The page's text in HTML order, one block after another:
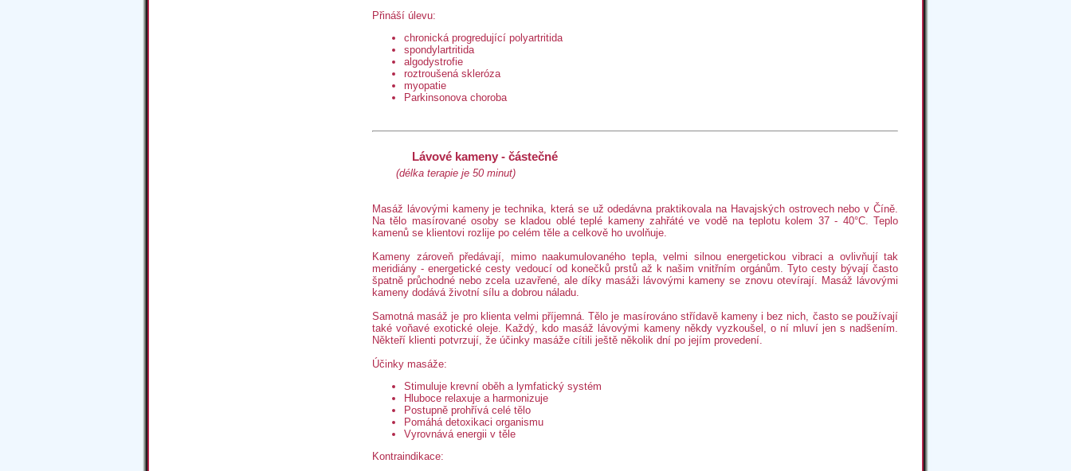
Přináší úlevu:
chronická progredující polyartritida
spondylartritida
algodystrofie
roztroušená skleróza
myopatie
Parkinsonova choroba
Lávové kameny - částečné
(délka terapie je 50 minut)
Masáž lávovými kameny je technika, která se už odedávna praktikovala na Havajských ostrovech nebo v Číně.
Na tělo masírované osoby se kladou oblé teplé kameny zahřáté ve vodě na teplotu kolem 37 - 40°C. Teplo
kamenů se klientovi rozlije po celém těle a celkově ho uvolňuje.
Kameny zároveň předávají, mimo naakumulovaného tepla, velmi silnou energetickou vibraci a ovlivňují tak
meridiány - energetické cesty vedoucí od konečků prstů až k našim vnitřním orgánům. Tyto cesty bývají často
špatně průchodné nebo zcela uzavřené, ale díky masáži lávovými kameny se znovu otevírají. Masáž lávovými
kameny dodává životní sílu a dobrou náladu.
Samotná masáž je pro klienta velmi příjemná. Tělo je masírováno střídavě kameny i bez nich, často se používají
také voňavé exotické oleje. Každý, kdo masáž lávovými kameny někdy vyzkoušel, o ní mluví jen s nadšením.
Někteří klienti potvrzují, že účinky masáže cítili ještě několik dní po jejím provedení.
Účinky masáže:
Stimuluje krevní oběh a lymfatický systém
Hluboce relaxuje a harmonizuje
Postupně prohřívá celé tělo
Pomáhá detoxikaci organismu
Vyrovnává energii v těle
Kontraindikace: